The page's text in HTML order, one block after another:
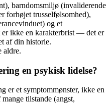
barndomsmiljø (invaliderende
forhøjet trusselfølsomhed),
og et
ikke en karakterbrist — det er
af din historie.
aldre.
en psykisk lidelse?
er et symptommønster, ikke en
tilstande (angst,